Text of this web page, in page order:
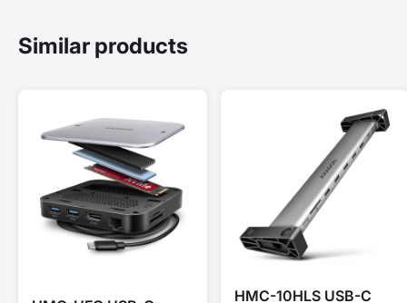
Similar products
HMC-10HLS USB-C